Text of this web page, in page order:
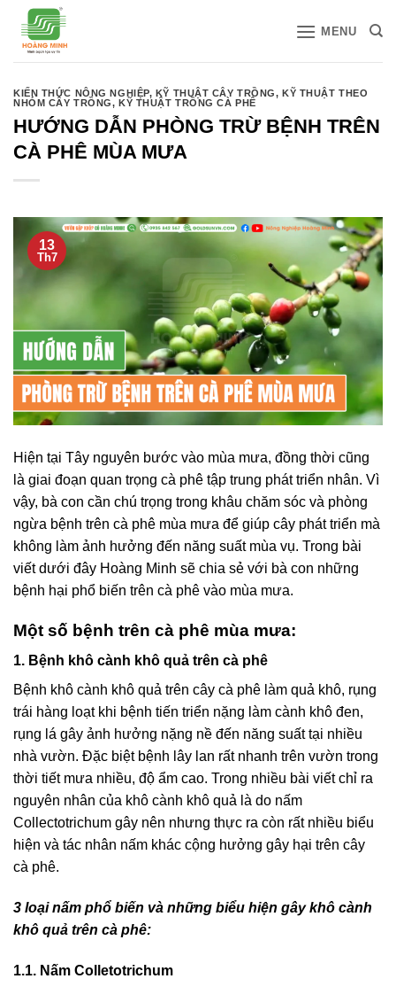
qua
MENU
KIẾN THỨC NÔNG NGHIỆP, KỸ THUẬT CÂY TRỒNG,KỸ THUẬT THEO
NHÓM CÂY TRỒNG, KỸ THUẬT TRỒNG CÀ PHÊ
HƯỚNG DẪN PHÒNG TRỪ BỆNH TRÊN
CÀ PHÊ MÙA MƯA
13
Th7
Hiện tại Tây nguyên bước vào mùa mưa, đồng thời cũng
là giai đoạn quan trọng cà phê tập trung phát triển nhân. Vì
vậy, bà con cần chú trọng trong khâu chăm sóc và phòng
ngừa bệnh trên cà phê mùa mưa để giúp cây phát triển mà
không làm ảnh hưởng đến năng suất mùa vụ. Trong bài
viết dưới đây Hoàng Minh sẽ chia sẻ với bà con những
bệnh hại phổ biến trên cà phê vào mùa mưa.
Một số bệnh trên cà phê mùa mưa:
1. Bệnh khô cành khô quả trên cà phê
Bệnh khô cành khô quả trên cây cà phê làm quả khô, rụng
trái hàng loạt khi bệnh tiến triển nặng làm cành khô đen,
rụng lá gây ảnh hưởng nặng nề đến năng suất tại nhiều
nhà vườn. Đặc biệt bệnh lây lan rất nhanh trên vườn trong
thời tiết mưa nhiều, độ ẩm cao. Trong nhiều bài viết chỉ ra
nguyên nhân của khô cành khô quả là do nấm
Collectotrichum gây nên nhưng thực ra còn rất nhiều biểu
hiện và tác nhân nấm khác cộng hưởng gây hại trên cây
cà phê.
3 loại nấm phổ biến và những biểu hiện gây khô cành
khô quả trên cà phê:
1.1. Nấm Colletotrichum